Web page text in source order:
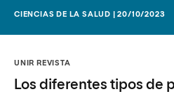
CIENCIAS DE LA SALUD | 20/10/2023
UNIR REVISTA
Los diferentes tipos de